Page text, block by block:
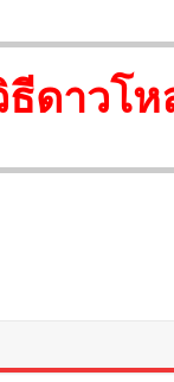
ธีดาวโห